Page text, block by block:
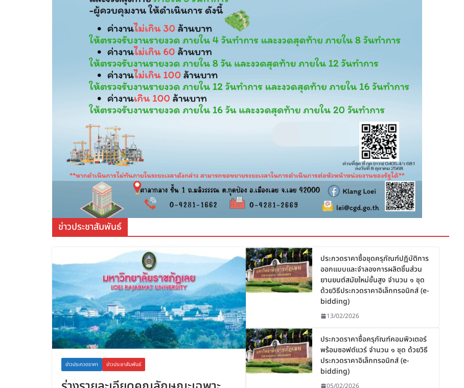
ข่าวประชาสัมพันธ์
ข่าวประกวดราคา ข่าวประชาสัมพันธ์
ประกวดราคาซื้อชุดครุภัณฑ์ปฏิบัติการ
ออกแบบและจำลองการผลิตชิ้นส่วน
ยานยนต์สมัยใหม่ขั้นสูง จำนวน ๑ ชุด
ด้วยวิธีประกวดราคาอิเล็กทรอนิกส์ (e-
bidding)
13/02/2026
ประกวดราคาซื้อครุภัณฑ์คอมพิวเตอร์
พร้อมซอฟต์แวร์ จำนวน ๑ ชุด ด้วยวิธี
ประกวดราคาอิเล็กทรอนิกส์ (e-
bidding)
05/02/2026